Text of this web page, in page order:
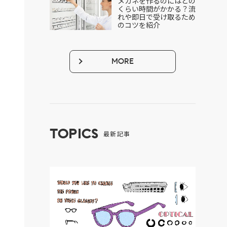
メガネを作るのにはどの
くらい時間がかかる？流
れや即日で受け取るため
のコツを紹介
MORE
TOPICS 最新記事